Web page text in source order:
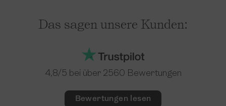
Das sagen unsere Kunden:
4,8/5 bei über 2560 Bewertungen
Bewertungen lesen